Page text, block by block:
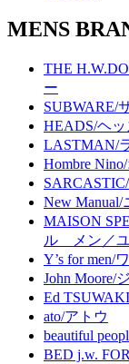
MENS
THE
ー
SUBWARE/
HEADS/ヘッ
LASTMAN/
Hombre
New
MAISON
ル メン／
Y’s for
John Moore/
Ed
ato/アトウ
beautiful
BED j.w.